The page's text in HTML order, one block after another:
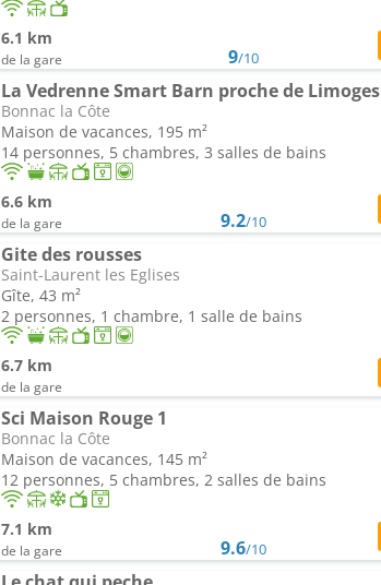
6.1 km
de la gare 9/10
La Vedrenne Smart Barn proche de Limoges
Bonnac la Côte
Maison de vacances, 195 m²
14 personnes, 5 chambres, 3 salles de bains
6.6 km
de la gare 9.2/10
Gite des rousses
Saint-Laurent les Eglises
Gîte, 43 m²
2 personnes, 1 chambre, 1 salle de bains
6.7 km
de la gare
Sci Maison Rouge 1
Bonnac la Côte
Maison de vacances, 145 m²
12 personnes, 5 chambres, 2 salles de bains
7.1 km
de la gare 9.6/10